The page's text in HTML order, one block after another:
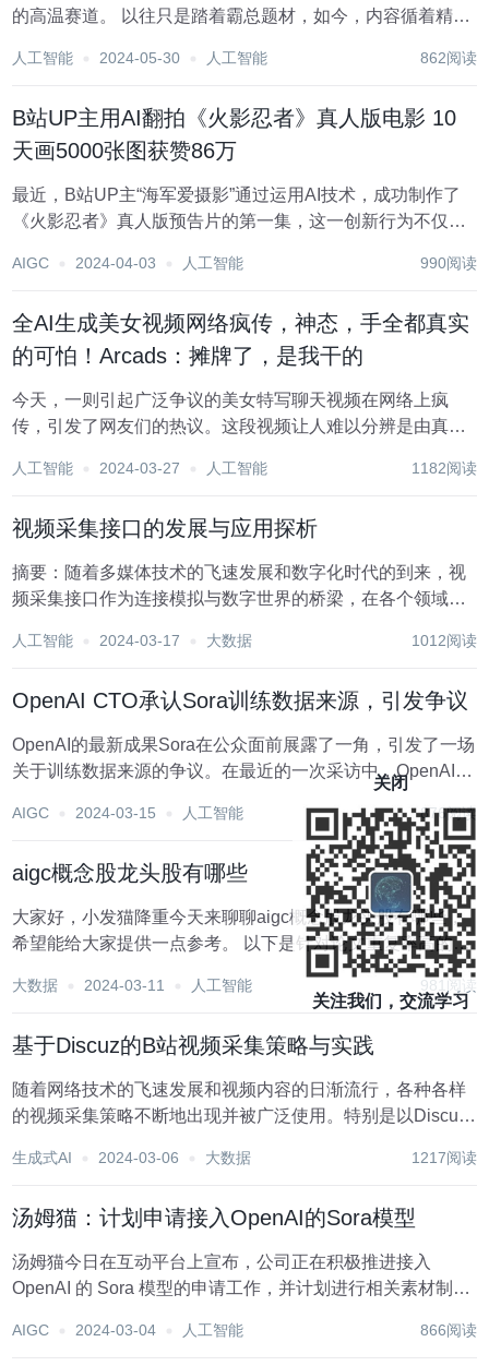
的高温赛道。 以往只是踏着霸总题材，如今，内容循着精品
都带来新机，也让短剧消费走向文化深处，触发更大的社会
人工智能 2024-05-30 人工智能 862阅读
B站UP主用AI翻拍《火影忍者》真人版电影 10
天画5000张图获赞86万
最近，B站UP主“海军爱摄影”通过运用AI技术，成功制作了
《火影忍者》真人版预告片的第一集，这一创新行为不仅激
域的强大潜力。 据“海军爱摄影”透露，为了完成这部预告
AIGC 2024-04-03 人工智能 990阅读
全AI生成美女视频网络疯传，神态，手全都真实
的可怕！Arcads：摊牌了，是我干的
今天，一则引起广泛争议的美女特写聊天视频在网络上疯
传，引发了网友们的热议。这段视频让人难以分辨是由真人
认为视频中的女生肯定是真人，甚至有人声称她是自己的妹
人工智能 2024-03-27 人工智能 1182阅读
视频采集接口的发展与应用探析
摘要：随着多媒体技术的飞速发展和数字化时代的到来，视
频采集接口作为连接模拟与数字世界的桥梁，在各个领域都
的基本概念和工作原理，随后详细分析了其发展历程、主要
人工智能 2024-03-17 大数据 1012阅读
OpenAI CTO承认Sora训练数据来源，引发争议
OpenAI的最新成果Sora在公众面前展露了一角，引发了一场
关于训练数据来源的争议。在最近的一次采访中，OpenAI首
席技术官Mira Murati透露，Sora接受了公开可获得和许可数
据的训练，但对于是否使用了YouTube、Facebook或Inst...
AIGC 2024-03-15 人工智能 876阅读
aigc概念股龙头股有哪些
大家好，小发猫降重今天来聊聊aigc概念股龙头股有哪些，
希望能给大家提供一点参考。 以下是针对论文重复率高的情
况，提供一些修改建议和技巧，可以借助此类工具： 标题：
AIGC概念股龙头股大揭秘 随着人工智能技术的迅猛发展，
大数据 2024-03-11 人工智能 981阅读
基于Discuz的B站视频采集策略与实践
随着网络技术的飞速发展和视频内容的日渐流行，各种各样
的视频采集策略不断地出现并被广泛使用。特别是以Discuz
大型视频分享平台，进行视频采集的实践，更是成为了不少
生成式AI 2024-03-06 大数据 1217阅读
汤姆猫：计划申请接入OpenAI的Sora模型
汤姆猫今日在互动平台上宣布，公司正在积极推进接入
OpenAI 的 Sora 模型的申请工作，并计划进行相关素材制作
姆猫一直在探索生成视频领域的技术应用。公司已利用
AIGC 2024-03-04 人工智能 866阅读
关闭
关注我们，交流学习